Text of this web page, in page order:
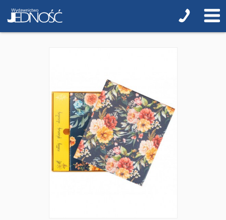
PROMOCJA ZESTAWY STARTOWE KAKADU